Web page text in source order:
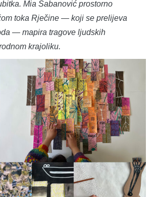
Mia Šabanović prostorno
toka Rječine — koji se prelijeva
— mapira tragove ljudskih
krajoliku.